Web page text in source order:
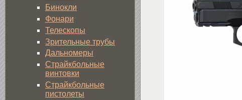
Бинокли
Фонари
Телескопы
Зрительные трубы
Дальномеры
Страйкбольные
винтовки
Страйкбольные
пистолеты